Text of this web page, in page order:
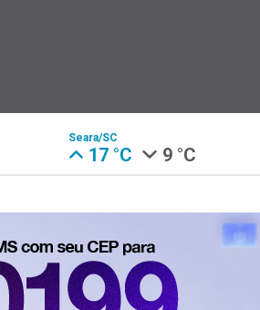
Seara/SC
17 °C 9 °C